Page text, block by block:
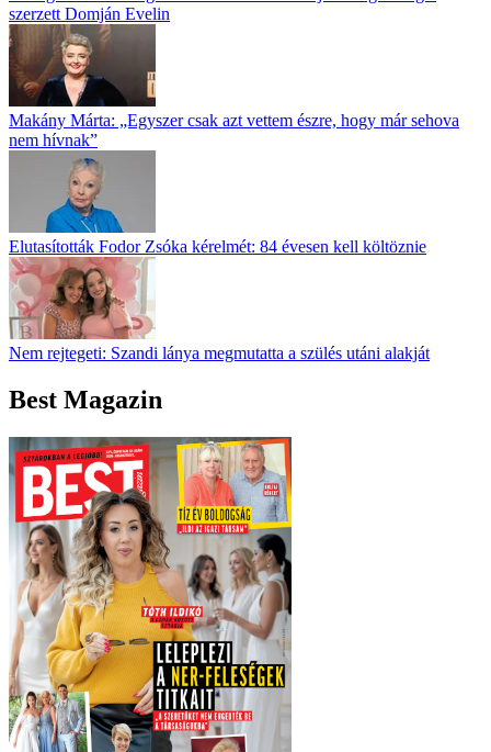
szerzett Domján Evelin
Makány Márta: „Egyszer csak azt vettem észre, hogy már sehova
nem hívnak”
Elutasították Fodor Zsóka kérelmét: 84 évesen kell költöznie
Nem rejtegeti: Szandi lánya megmutatta a szülés utáni alakját
Best Magazin